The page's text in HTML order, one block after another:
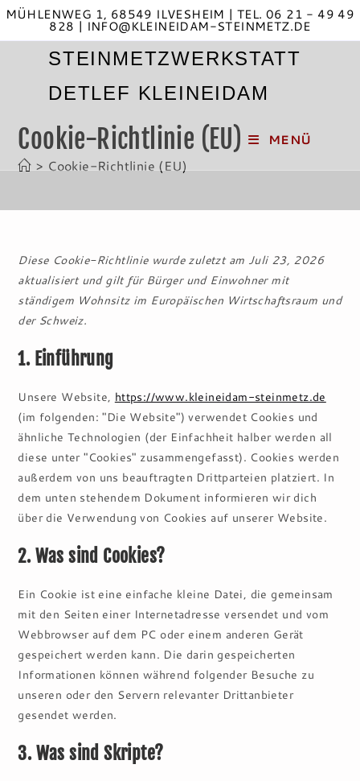
Zum
MÜHLENWEG 1, 68549 ILVESHEIM | TEL. 06 21 - 49 49
828 | INFO@KLEINEIDAM-STEINMETZ.DE
STEINMETZWERKSTATT
DETLEF KLEINEIDAM
MENÜ
Cookie-Richtlinie (EU)
> Cookie-Richtlinie (EU)
Diese Cookie-Richtlinie wurde zuletzt am Juli 23, 2026
aktualisiert und gilt für Bürger und Einwohner mit
ständigem Wohnsitz im Europäischen Wirtschaftsraum und
der Schweiz.
1. Einführung
Unsere Website, https://www.kleineidam-steinmetz.de
(im folgenden: "Die Website") verwendet Cookies und
ähnliche Technologien (der Einfachheit halber werden all
diese unter "Cookies" zusammengefasst). Cookies werden
außerdem von uns beauftragten Drittparteien platziert. In
dem unten stehendem Dokument informieren wir dich
über die Verwendung von Cookies auf unserer Website.
2. Was sind Cookies?
Ein Cookie ist eine einfache kleine Datei, die gemeinsam
mit den Seiten einer Internetadresse versendet und vom
Webbrowser auf dem PC oder einem anderen Gerät
gespeichert werden kann. Die darin gespeicherten
Informationen können während folgender Besuche zu
unseren oder den Servern relevanter Drittanbieter
gesendet werden.
3. Was sind Skripte?